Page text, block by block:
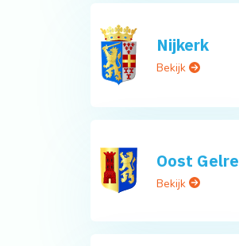
Nijkerk
Bekijk
Oost Gelre
Bekijk